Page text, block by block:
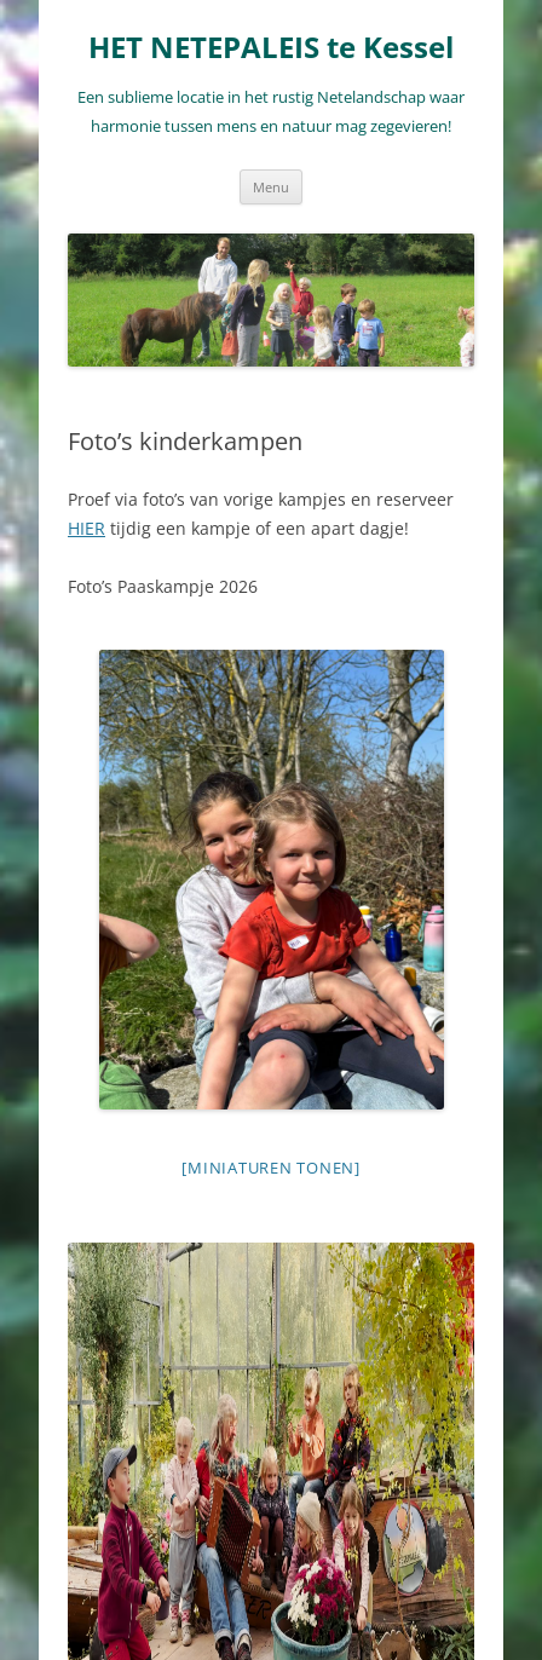
inhoud
HET NETEPALEIS te Kessel
Een sublieme locatie in het rustig Netelandschap waar
harmonie tussen mens en natuur mag zegevieren!
Menu
Foto’s kinderkampen
Proef via foto’s van vorige kampjes en reserveer
HIER tijdig een kampje of een apart dagje!
Foto’s Paaskampje 2026
[MINIATUREN TONEN]